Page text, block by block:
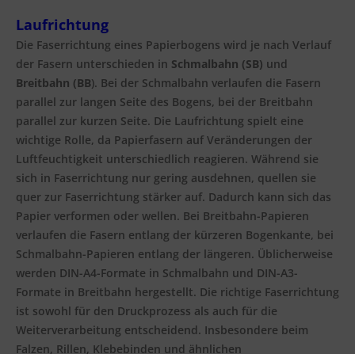
Laufrichtung
Die Faserrichtung eines Papierbogens wird je nach Verlauf
der Fasern unterschieden in Schmalbahn (SB) und
Breitbahn (BB). Bei der Schmalbahn verlaufen die Fasern
parallel zur langen Seite des Bogens, bei der Breitbahn
parallel zur kurzen Seite. Die Laufrichtung spielt eine
wichtige Rolle, da Papierfasern auf Veränderungen der
Luftfeuchtigkeit unterschiedlich reagieren. Während sie
sich in Faserrichtung nur gering ausdehnen, quellen sie
quer zur Faserrichtung stärker auf. Dadurch kann sich das
Papier verformen oder wellen. Bei Breitbahn-Papieren
verlaufen die Fasern entlang der kürzeren Bogenkante, bei
Schmalbahn-Papieren entlang der längeren. Üblicherweise
werden DIN-A4-Formate in Schmalbahn und DIN-A3-
Formate in Breitbahn hergestellt. Die richtige Faserrichtung
ist sowohl für den Druckprozess als auch für die
Weiterverarbeitung entscheidend. Insbesondere beim
Falzen, Rillen, Klebebinden und ähnlichen